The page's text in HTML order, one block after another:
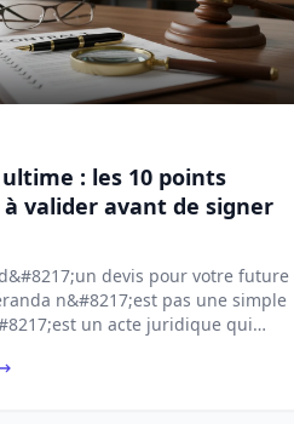
: les 10 points
valider avant de signer
devis pour votre future
n&#8217;est pas une simple
un acte juridique qui